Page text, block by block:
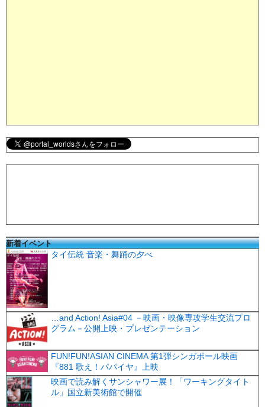
新着イベント
タイ伝統 音楽・舞踊の夕べ
…and Action! Asia#04 －映画・映像専攻学生交流プロ
グラム－公開上映・プレゼンテーション
FUN!FUN!ASIAN CINEMA 第1弾シンガポール映画
『881 歌え！パパイヤ』上映
映画で読み解くサンシャワー展！「ワーキングタイト
ル」国立新美術館で開催